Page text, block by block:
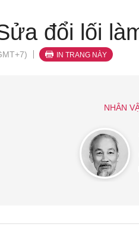
đổi lối
IN TRANG NÀY
NHÂN